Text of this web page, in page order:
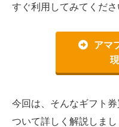
すぐ利用してみてくださ
アマ
今回は、そんなギフト
ついて詳しく解説しまし